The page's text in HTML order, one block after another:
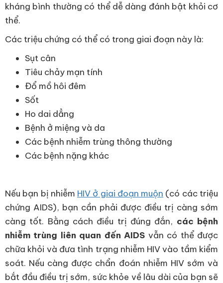
kháng bình thường có thể dễ dàng đánh bật khỏi cơ
thể.
Các triệu chứng có thể có trong giai đoạn này là:
Sụt cân
Tiêu chảy mạn tính
Đổ mồ hôi đêm
Sốt
Ho dai dẳng
Bệnh ở miệng và da
Các bệnh nhiễm trùng thông thường
Các bệnh nặng khác
Nếu bạn bị nhiễm HIV ở giai đoạn muộn (có các triệu
chứng AIDS), bạn cần phải được điều trị càng sớm
càng tốt. Bằng cách điều trị đúng đắn, các bệnh
nhiễm trùng liên quan đến AIDS vẫn có thể được
chữa khỏi và đưa tình trạng nhiễm HIV vào tầm kiểm
soát. Nếu càng được chẩn đoán nhiễm HIV sớm và
bắt đầu điều trị sớm, sức khỏe về lâu dài của bạn sẽ